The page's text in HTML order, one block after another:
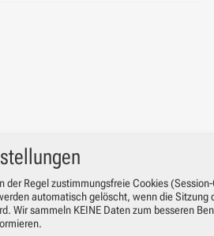
der Regel zustimmungsfreie Cookies
automatisch gelöscht, wenn die Sitzung
Wir sammeln KEINE Daten zum besseren